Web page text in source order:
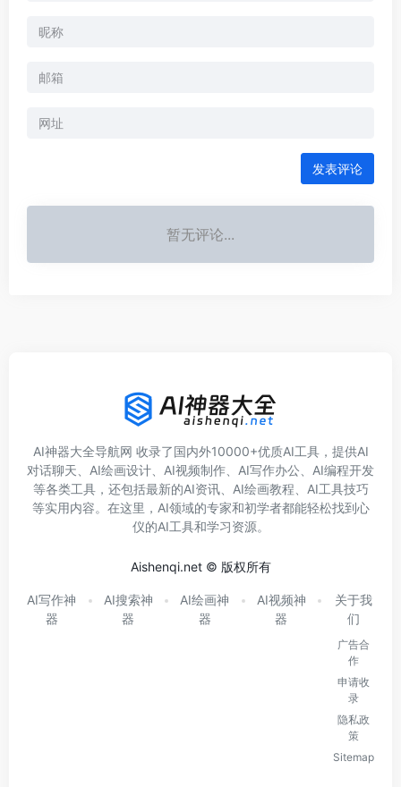
发表评论
暂无评论...
AI神器大全导航网 收录了国内外10000+优质AI工具，提供AI
对话聊天、AI绘画设计、AI视频制作、AI写作办公、AI编程开发
等各类工具，还包括最新的AI资讯、AI绘画教程、AI工具技巧
等实用内容。在这里，AI领域的专家和初学者都能轻松找到心
仪的AI工具和学习资源。
Aishenqi.net © 版权所有
AI写作神
器
AI搜索神
器
AI绘画神
器
AI视频神
器
关于我
们
广告合
作
申请收
录
隐私政
策
Sitemap